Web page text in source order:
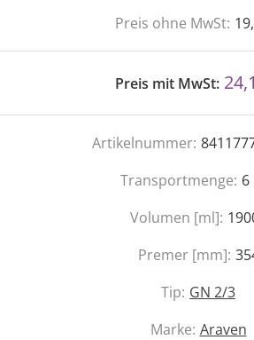
Preis ohne MwSt:
Preis mit MwSt:
Artikelnummer:
Transportmenge: 6
Volumen [ml]:
Premer [mm]:
Tip: GN 2/3
Marke: Araven